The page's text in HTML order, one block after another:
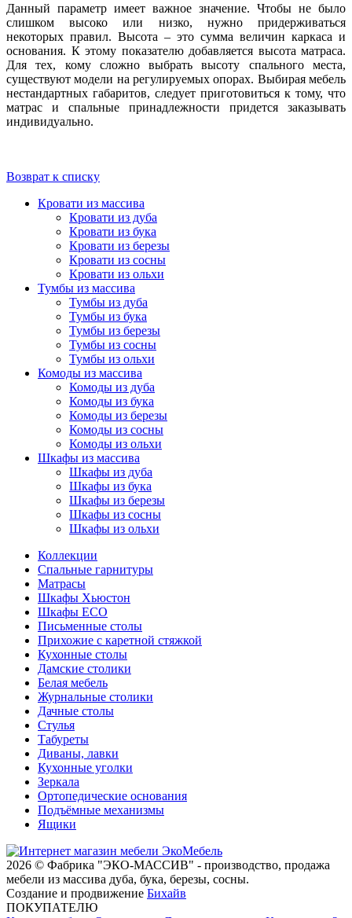
Данный параметр имеет важное значение. Чтобы не было
слишком высоко или низко, нужно придерживаться
некоторых правил. Высота – это сумма величин каркаса и
основания. К этому показателю добавляется высота матраса.
Для тех, кому сложно выбрать высоту спального места,
существуют модели на регулируемых опорах. Выбирая мебель
нестандартных габаритов, следует приготовиться к тому, что
матрас и спальные принадлежности придется заказывать
индивидуально.
Возврат к списку
Кровати из массива
Кровати из дуба
Кровати из бука
Кровати из березы
Кровати из сосны
Кровати из ольхи
Тумбы из массива
Тумбы из дуба
Тумбы из бука
Тумбы из березы
Тумбы из сосны
Тумбы из ольхи
Комоды из массива
Комоды из дуба
Комоды из бука
Комоды из березы
Комоды из сосны
Комоды из ольхи
Шкафы из массива
Шкафы из дуба
Шкафы из бука
Шкафы из березы
Шкафы из сосны
Шкафы из ольхи
Коллекции
Спальные гарнитуры
Матрасы
Шкафы Хьюстон
Шкафы ECO
Письменные столы
Прихожие с каретной стяжкой
Кухонные столы
Дамские столики
Белая мебель
Журнальные столики
Дачные столы
Стулья
Табуреты
Диваны, лавки
Кухонные уголки
Зеркала
Ортопедические основания
Подъёмные механизмы
Ящики
2026 © Фабрика "ЭКО-МАССИВ" - производство, продажа
мебели из массива дуба, бука, березы, сосны.
Создание и продвижение Бихайв
ПОКУПАТЕЛЮ